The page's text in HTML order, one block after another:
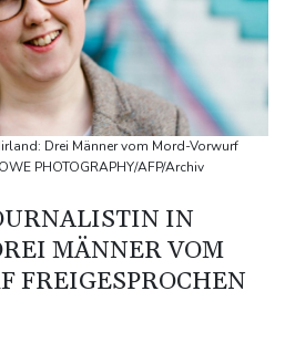
Paradis gibt Trennung von
Lippert sprintet am Etappensieg vorbei
gewinnen Synchron-Bronze
drohen mit Klage
Drei Männer vom Mord-Vorwurf
PHOTOGRAPHY/AFP/Archiv
IN
MÄNNER VOM
FREIGESPROCHEN